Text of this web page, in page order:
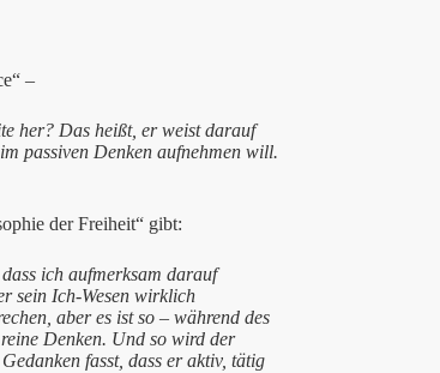
–
her? Das heißt, er weist darauf
passiven Denken aufnehmen will.
der Freiheit“ gibt:
dass ich aufmerksam darauf
sein Ich-Wesen wirklich
aber es ist so – während des
Denken. Und so wird der
fasst, dass er aktiv, tätig